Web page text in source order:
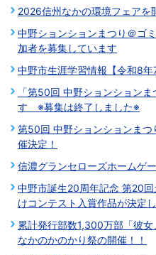
2026信州なかの環境フェアを
中野ションションまつり＠ゴ
加者を募集しています
中野市生涯学習情報【令和8
「第50回 中野ションション
す ※募集は終了しました※
第50回 中野ションションま
催決定！
信濃グランセローズホームゲ
中野市誕生20周年記念 第20
けコンテスト入賞作品が決定
累計発行部数1,300万部「彼
なかのかのかり祭の開催！！